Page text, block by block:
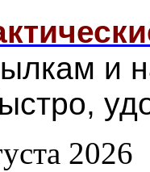
и
2026